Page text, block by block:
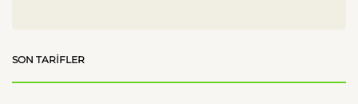
SON TARIFLER